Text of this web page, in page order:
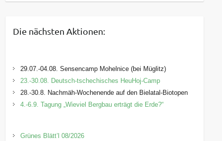
Die nächsten Aktionen:
29.07.-04.08. Sensencamp Mohelnice (bei Müglitz)
23.-30.08. Deutsch-tschechisches HeuHoj-Camp
28.-30.8. Nachmäh-Wochenende auf den Bielatal-Biotopen
4.-6.9. Tagung „Wieviel Bergbau erträgt die Erde?“
Grünes Blätt’l 08/2026